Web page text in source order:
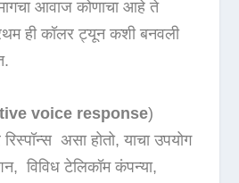
आवाज कोणाचा आहे ते
ही कॉलर ट्यून कशी बनवली
voice response)
असा होतो, याचा उपयोग
विविध टेलिकॉम कंपन्या,